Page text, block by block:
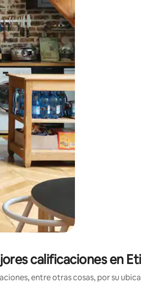
el tacto o desliza el dedo.
calificaciones en
entre otras cosas, por su